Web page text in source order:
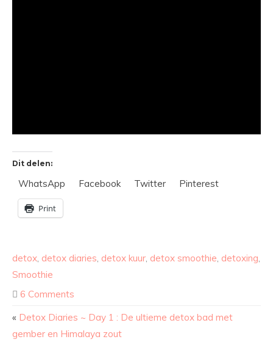
Dit delen:
WhatsApp Facebook Twitter Pinterest
Print
detox detox diaries detox kuur detox smoothie detoxing
Smoothie
6 Comments
« Detox Diaries ~ Day 1 : De ultieme detox bad met
gember en Himalaya zout